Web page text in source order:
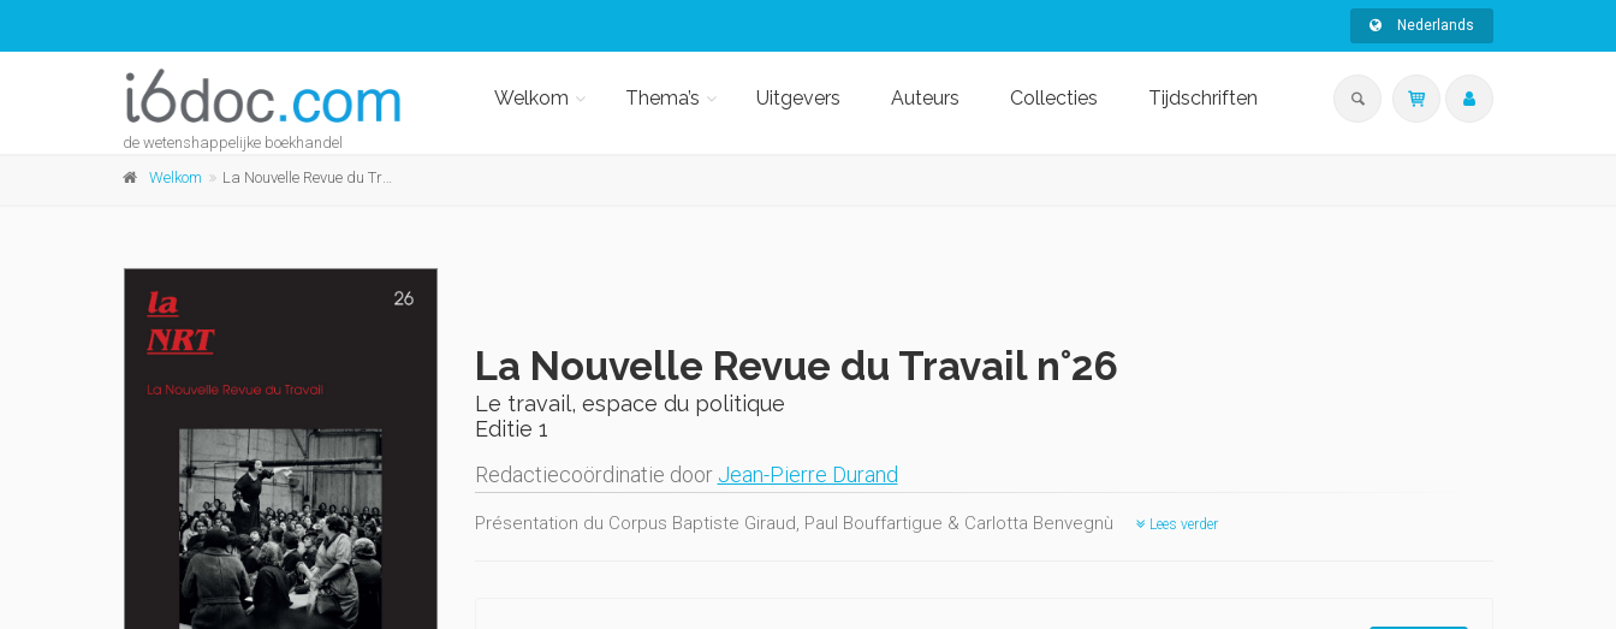
Nederlands
de wetenshappelijke boekhandel
Welkom Thema’s Uitgevers Auteurs Collecties Tijdschriften
Welkom La Nouvelle Revue du Travail n°26
La Nouvelle Revue du Travail n°26
Le travail, espace du politique
Editie 1
Redactiecoördinatie door Jean-Pierre Durand
Présentation du Corpus Baptiste Giraud, Paul Bouffartigue & Carlotta Benvegnù Lees verder